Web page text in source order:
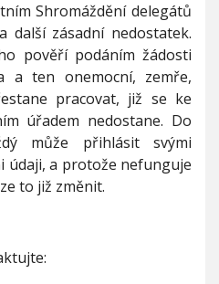
Shromáždění delegátů
další zásadní nedostatek.
pověří podáním žádosti
a ten onemocní, zemře,
pracovat, již se ke
úřadem nedostane. Do
může přihlásit svými
údaji, a protože nefunguje
to již změnit.